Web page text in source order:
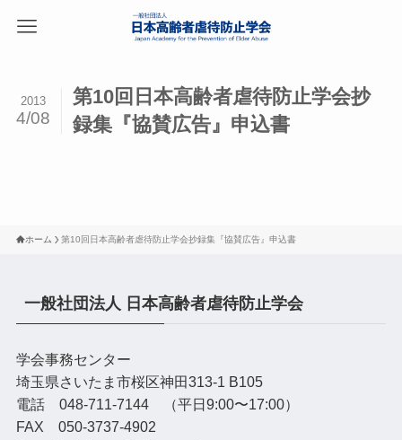
第10回日本高齢者虐待防止学会抄
録集『協賛広告』申込書
2013
4/08
ホーム 第10回日本高齢者虐待防止学会抄録集『協賛広告』申込書
一般社団法人 日本高齢者虐待防止学会
学会事務センター
埼玉県さいたま市桜区神田313-1 B105
電話 048-711-7144 （平日9:00〜17:00）
FAX 050-3737-4902